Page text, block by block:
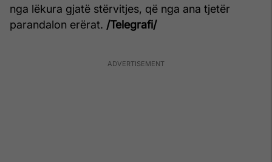
nga lëkura gjatë stërvitjes, që nga ana tjetër
parandalon erërat. /Telegrafi/